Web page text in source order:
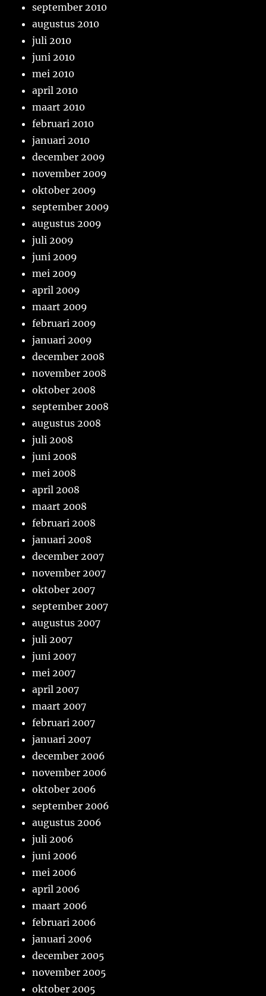
september 2010
augustus 2010
juli 2010
juni 2010
mei 2010
april 2010
maart 2010
februari 2010
januari 2010
december 2009
november 2009
oktober 2009
september 2009
augustus 2009
juli 2009
juni 2009
mei 2009
april 2009
maart 2009
februari 2009
januari 2009
december 2008
november 2008
oktober 2008
september 2008
augustus 2008
juli 2008
juni 2008
mei 2008
april 2008
maart 2008
februari 2008
januari 2008
december 2007
november 2007
oktober 2007
september 2007
augustus 2007
juli 2007
juni 2007
mei 2007
april 2007
maart 2007
februari 2007
januari 2007
december 2006
november 2006
oktober 2006
september 2006
augustus 2006
juli 2006
juni 2006
mei 2006
april 2006
maart 2006
februari 2006
januari 2006
december 2005
november 2005
oktober 2005